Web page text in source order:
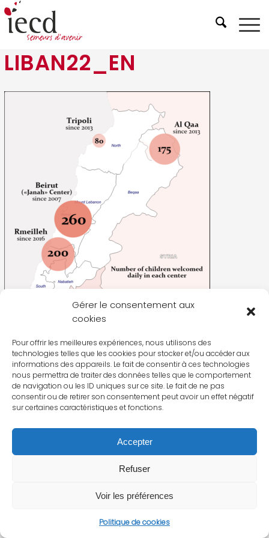
Gérer le consentement aux
cookies
Pour offrir les meilleures expériences, nous utilisons des
technologies telles que les cookies pour stocker et/ou accéder aux
informations des appareils. Le fait de consentir à ces technologies
nous permettra de traiter des données telles que le comportement
de navigation ou les ID uniques sur ce site. Le fait de ne pas
consentir ou de retirer son consentement peut avoir un effet négatif
sur certaines caractéristiques et fonctions.
Accepter
Refuser
Voir les préférences
Politique de cookies
LIBAN22_EN